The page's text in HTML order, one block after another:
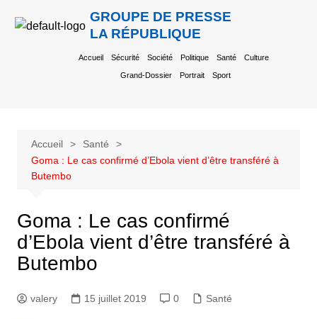
GROUPE DE PRESSE
LA RÉPUBLIQUE
Accueil Sécurité Société Politique Santé Culture
Grand-Dossier Portrait Sport
Accueil
Santé
Goma : Le cas confirmé d’Ebola vient d’être transféré à
Butembo
Goma : Le cas confirmé
d’Ebola vient d’être transféré à
Butembo
valery 15 juillet 2019 0 Santé